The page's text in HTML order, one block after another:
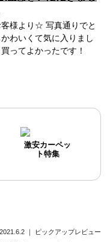
様より☆ 写真通りでと
わいくて気に入りまし
ってよかったです！
激安カーペッ
ト特集
2021.6.2 ｜ ピックアップレビュー